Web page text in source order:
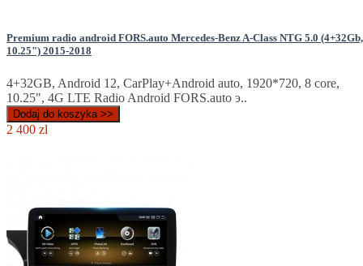
Premium radio android FORS.auto Mercedes-Benz A-Class NTG 5.0 (4+32Gb,
10.25") 2015-2018
4+32GB, Android 12, CarPlay+Android auto, 1920*720, 8 core,
10.25", 4G LTE Radio Android FORS.auto э..
Dodaj do koszyka >>
2 400 zl